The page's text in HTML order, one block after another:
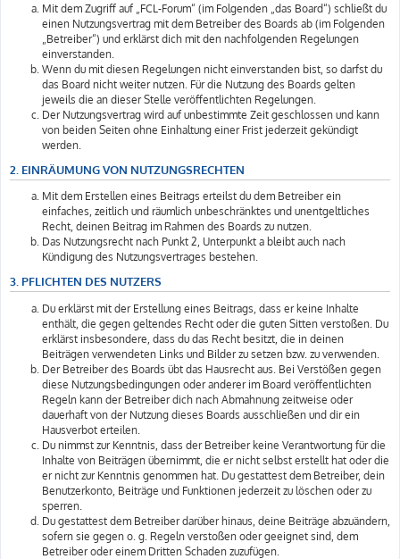
Mit dem Zugriff auf „FCL-Forum“ (im Folgenden „das Board“) schließt du
einen Nutzungsvertrag mit dem Betreiber des Boards ab (im Folgenden
„Betreiber“) und erklärst dich mit den nachfolgenden Regelungen
einverstanden.
Wenn du mit diesen Regelungen nicht einverstanden bist, so darfst du
das Board nicht weiter nutzen. Für die Nutzung des Boards gelten
jeweils die an dieser Stelle veröffentlichten Regelungen.
Der Nutzungsvertrag wird auf unbestimmte Zeit geschlossen und kann
von beiden Seiten ohne Einhaltung einer Frist jederzeit gekündigt
werden.
2. EINRÄUMUNG VON NUTZUNGSRECHTEN
Mit dem Erstellen eines Beitrags erteilst du dem Betreiber ein
einfaches, zeitlich und räumlich unbeschränktes und unentgeltliches
Recht, deinen Beitrag im Rahmen des Boards zu nutzen.
Das Nutzungsrecht nach Punkt 2, Unterpunkt a bleibt auch nach
Kündigung des Nutzungsvertrages bestehen.
3. PFLICHTEN DES NUTZERS
Du erklärst mit der Erstellung eines Beitrags, dass er keine Inhalte
enthält, die gegen geltendes Recht oder die guten Sitten verstoßen. Du
erklärst insbesondere, dass du das Recht besitzt, die in deinen
Beiträgen verwendeten Links und Bilder zu setzen bzw. zu verwenden.
Der Betreiber des Boards übt das Hausrecht aus. Bei Verstößen gegen
diese Nutzungsbedingungen oder anderer im Board veröffentlichten
Regeln kann der Betreiber dich nach Abmahnung zeitweise oder
dauerhaft von der Nutzung dieses Boards ausschließen und dir ein
Hausverbot erteilen.
Du nimmst zur Kenntnis, dass der Betreiber keine Verantwortung für die
Inhalte von Beiträgen übernimmt, die er nicht selbst erstellt hat oder die
er nicht zur Kenntnis genommen hat. Du gestattest dem Betreiber, dein
Benutzerkonto, Beiträge und Funktionen jederzeit zu löschen oder zu
sperren.
Du gestattest dem Betreiber darüber hinaus, deine Beiträge abzuändern,
sofern sie gegen o. g. Regeln verstoßen oder geeignet sind, dem
Betreiber oder einem Dritten Schaden zuzufügen.